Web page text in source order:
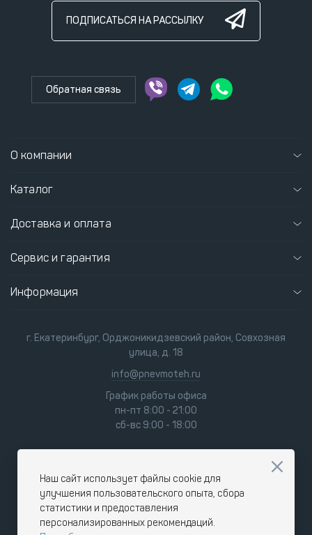
ПОДПИСАТЬСЯ НА РАССЫЛКУ
Обратная связь
О компании
Каталог
Доставка и оплата
Сервис и гарантия
Информация
г. Екатеринбург, Орджоникидзевский район, Совхозная
улица, д. 18
info@pnevmoteh.ru
График работы офиса
пн-пт 8:00 - 21:00
сб-вс 9:00 - 18:00
Наш сайт использует файлы cookie для
улучшения пользовательского опыта, сбора
статистики и предоставления
персонализированных рекомендаций.